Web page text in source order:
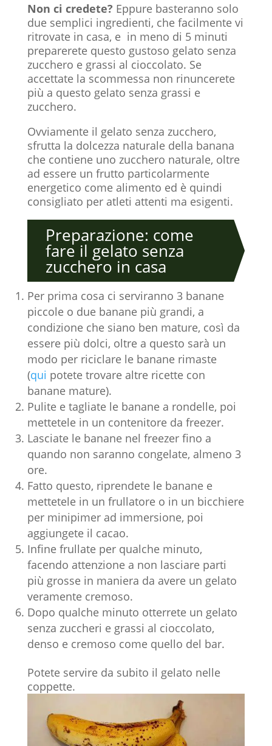
Non ci credete? Eppure basteranno solo
due semplici ingredienti, che facilmente vi
ritrovate in casa, e in meno di 5 minuti
preparerete questo gustoso gelato senza
zucchero e grassi al cioccolato. Se
accettate la scommessa non rinuncerete
più a questo gelato senza grassi e
zucchero.
Ovviamente il gelato senza zucchero,
sfrutta la dolcezza naturale della banana
che contiene uno zucchero naturale, oltre
ad essere un frutto particolarmente
energetico come alimento ed è quindi
consigliato per atleti attenti ma esigenti.
Preparazione: come
fare il gelato senza
zucchero in casa
Per prima cosa ci serviranno 3 banane
piccole o due banane più grandi, a
condizione che siano ben mature, così da
essere più dolci, oltre a questo sarà un
modo per riciclare le banane rimaste
(qui potete trovare altre ricette con
banane mature).
Pulite e tagliate le banane a rondelle, poi
mettetele in un contenitore da freezer.
Lasciate le banane nel freezer fino a
quando non saranno congelate, almeno 3
ore.
Fatto questo, riprendete le banane e
mettetele in un frullatore o in un bicchiere
per minipimer ad immersione, poi
aggiungete il cacao.
Infine frullate per qualche minuto,
facendo attenzione a non lasciare parti
più grosse in maniera da avere un gelato
veramente cremoso.
Dopo qualche minuto otterrete un gelato
senza zuccheri e grassi al cioccolato,
denso e cremoso come quello del bar.
Potete servire da subito il gelato nelle
coppette.